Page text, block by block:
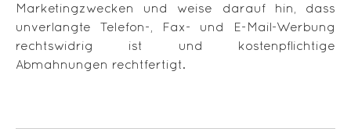
Marketingzwecken und weise darauf hin, dass
unverlangte Telefon-, Fax- und E-Mail-Werbung
rechtswidrig ist und kostenpflichtige
Abmahnungen rechtfertigt.